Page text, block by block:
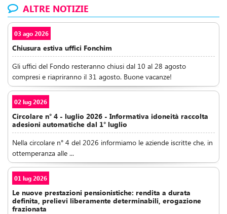
ALTRE NOTIZIE
03 ago 2026
Chiusura estiva uffici Fonchim
Gli uffici del Fondo resteranno chiusi dal 10 al 28 agosto
compresi e riapriranno il 31 agosto. Buone vacanze!
02 lug 2026
Circolare n° 4 - luglio 2026 - Informativa idoneità raccolta
adesioni automatiche dal 1° luglio
Nella circolare n° 4 del 2026 informiamo le aziende iscritte che, in
ottemperanza alle ...
01 lug 2026
Le nuove prestazioni pensionistiche: rendita a durata
definita, prelievi liberamente determinabili, erogazione
frazionata